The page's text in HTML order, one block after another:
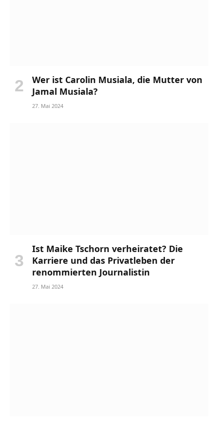
Wer ist Carolin Musiala, die Mutter von
Jamal Musiala?
27. Mai 2024
Ist Maike Tschorn verheiratet? Die
Karriere und das Privatleben der
renommierten Journalistin
27. Mai 2024